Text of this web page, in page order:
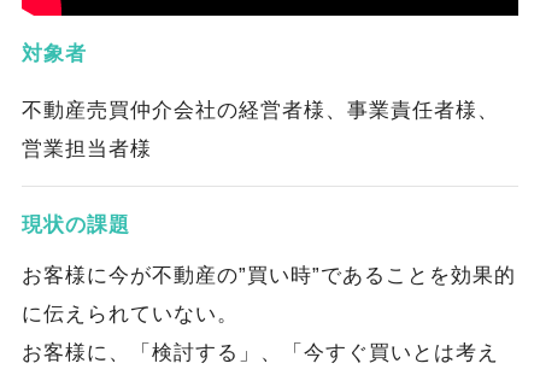
対象者
不動産売買仲介会社の経営者様、事業責任者様、
営業担当者様
現状の課題
お客様に今が不動産の”買い時”であることを効果的
に伝えられていない。
お客様に、「検討する」、「今すぐ買いとは考え